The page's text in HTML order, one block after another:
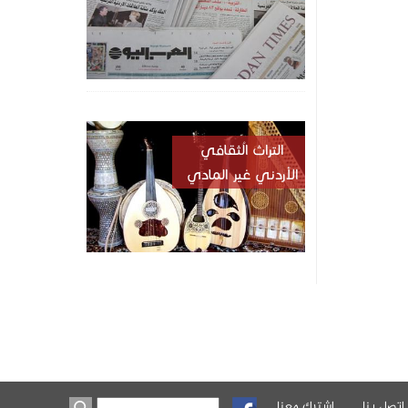
التراث الُثقافي
الأردني غير المادي